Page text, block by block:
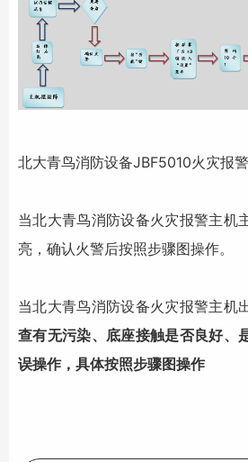
北大青鸟消防设备JBF5010火灾报
当北大青鸟消防设备火灾报警主机
亮，确认火警后按照步骤图操作。
当北大青鸟消防设备火灾报警主机
查有无污染、底座接触是否良好、
误操作，具体按照步骤图操作